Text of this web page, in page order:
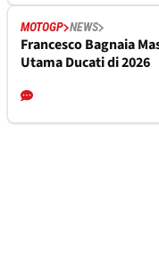
MOTOGP NEWS
Francesco Bagnaia
Utama Ducati di 2026